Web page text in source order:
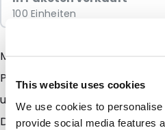
This website uses cookies
We use cookies to
provide social media features
100 Einheiten
Möchten Sie Ihre Food- und
Produkte speziell
unsere neuen LamiZip
Diese Beutel eignen sich